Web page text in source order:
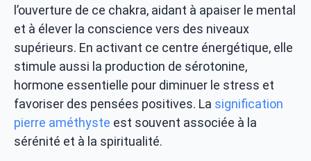
l’ouverture de ce chakra, aidant à apaiser le mental
et à élever la conscience vers des niveaux
supérieurs. En activant ce centre énergétique, elle
stimule aussi la production de sérotonine,
hormone essentielle pour diminuer le stress et
favoriser des pensées positives. La signification
pierre améthyste est souvent associée à la
sérénité et à la spiritualité.